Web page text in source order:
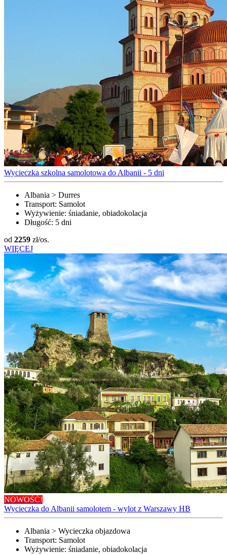
Wycieczka szkolna samolotowa do Albanii - 5 dni
Albania > Durres
Transport: Samolot
Wyżywienie: śniadanie, obiadokolacja
Długość: 5 dni
od 2259 zł/os.
WIĘCEJ
NOWOŚĆ!
Wycieczka do Albanii samolotem - wylot z Warszawy HB
Albania > Wycieczka objazdowa
Transport: Samolot
Wyżywienie: śniadanie, obiadokolacja